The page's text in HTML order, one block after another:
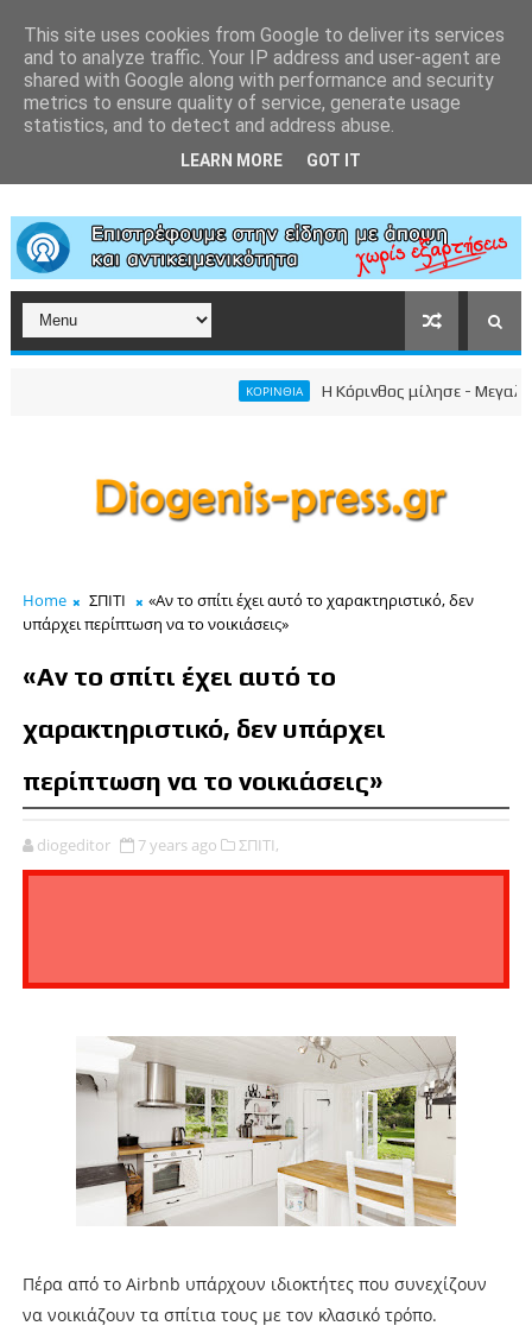
ΚΟΡΙΝΘΙΑ Η Κόρινθος μίλησε -
Home ΣΠΙΤΙ
«Αν το σπίτι έχει αυτό το χαρακτηριστικό, δεν
υπάρχει περίπτωση να το νοικιάσεις»
«Αν το σπίτι έχει αυτό το
χαρακτηριστικό, δεν υπάρχει
περίπτωση να το νοικιάσεις»
diogeditor 7 years ago ΣΠΙΤΙ,
Πέρα από το Airbnb υπάρχουν ιδιοκτήτες που συνεχίζουν
να νοικιάζουν τα σπίτια τους με τον κλασικό τρόπο.
This site uses cookies from Google to deliver its services
and to analyze traffic. Your IP address and user-agent are
shared with Google along with performance and security
metrics to ensure quality of service, generate usage
statistics, and to detect and address abuse.
LEARN MORE GOT IT